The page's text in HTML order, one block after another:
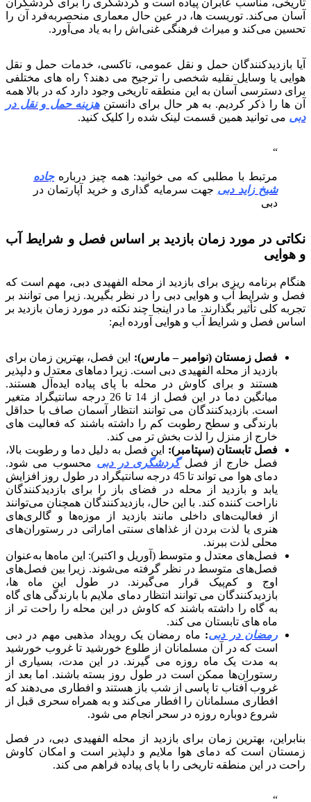
تاریخی، مناسب عابران پیاده است و گردشگری را برای گردشگران
آسان می‌کند. توریست ها، در عین حال معماری منحصربه‌فرد آن را
تحسین می‌کند و میراث فرهنگی غنی‌اش را به یاد می‌آورد.
آیا بازدیدکنندگان حمل و نقل عمومی، تاکسی، خدمات حمل و نقل
هوایی یا وسایل نقلیه شخصی را ترجیح می دهند؟ راه های مختلفی
برای دسترسی آسان به این منطقه تاریخی وجود دارد که در بالا همه
آن ها را ذکر کردیم. به هر حال برای دانستنهزینه حمل و نقل در
دبی می توانید همین قسمت لینک شده را کلیک کنید.
مرتبط با مطلبی که می خوانید: همه چیز دربارهجاده
شیخ زاید دبی جهت سرمایه گذاری و خرید آپارتمان در
دبی
نکاتی در مورد زمان بازدید بر اساس فصل و شرایط آب
و هوایی
هنگام برنامه ریزی برای بازدید از محله الفهیدی دبی، مهم است که
فصل و شرایط آب و هوایی دبی را در نظر بگیرید. زیرا می توانند بر
تجربه کلی تأثیر بگذارند. ما در اینجا چند نکته در مورد زمان بازدید بر
اساس فصل و شرایط آب و هوایی آورده ایم:
فصل زمستان (نوامبر – مارس): این فصل، بهترین زمان برای
بازدید از محله الفهیدی دبی است. زیرا دماهای معتدل و دلپذیر
هستند و برای کاوش در محله با پای پیاده ایده‌آل هستند.
میانگین دما در این فصل از 14 تا 26 درجه سانتیگراد متغیر
است. بازدیدکنندگان می توانند انتظار آسمان صاف با حداقل
بارندگی و سطح رطوبت کم را داشته باشند که فعالیت های
خارج از منزل را لذت بخش تر می کند.
فصل تابستان (سپتامبر): این فصل به دلیل دما و رطوبت بالا،
فصل خارج از فصلگردشگری در دبی محسوب می شود.
دمای هوا می تواند تا 45 درجه سانتیگراد در طول روز افزایش
یابد و بازدید از محله در فضای باز را برای بازدیدکنندگان
ناراحت کننده کند. با این حال، بازدیدکنندگان همچنان می‌توانند
از فعالیت‌های داخلی مانند بازدید از موزه‌ها و گالری‌های
هنری یا لذت بردن از غذاهای سنتی اماراتی در رستوران‌های
محلی لذت ببرند.
فصل‌های معتدل و متوسط (آوریل و اکتبر): این ماه‌ها به‌عنوان
فصل‌های متوسط در نظر گرفته می‌شوند. زیرا بین فصل‌های
اوج و کم‌پیک قرار می‌گیرند. در طول این ماه ها،
بازدیدکنندگان می توانند انتظار دمای ملایم با بارندگی های گاه
به گاه را داشته باشند که کاوش در این محله را راحت تر از
ماه های تابستان می کند.
رمضان در دبی: ماه رمضان یک رویداد مذهبی مهم در دبی
است که در آن مسلمانان از طلوع خورشید تا غروب خورشید
به مدت یک ماه روزه می گیرند. در این مدت، بسیاری از
رستوران‌ها ممکن است در طول روز بسته باشند. اما بعد از
غروب آفتاب تا پاسی از شب باز هستند و افطاری می‌دهند که
افطاری مسلمانان را افطار می‌کند و به همراه سحری قبل از
شروع دوباره روزه در سحر انجام می شود.
بنابراین، بهترین زمان برای بازدید از محله الفهیدی دبی، در فصل
زمستان است که دمای هوا ملایم و دلپذیر است و امکان کاوش
راحت در این منطقه تاریخی را با پای پیاده فراهم می کند.